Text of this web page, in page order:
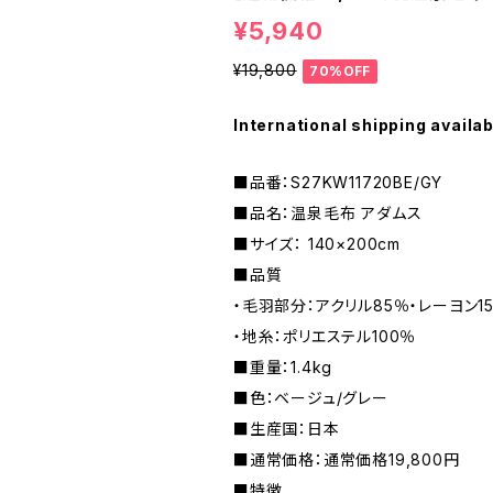
¥5,940
¥19,800 70%OFF
International shipping
■品番：S27KW11720BE/GY
■品名：温泉毛布 アダムス
■サイズ： 140×200cm
■品質
・毛羽部分：アクリル85％・レーヨン
・地糸：ポリエステル100％
■重量：1.4kg
■色：ベージュ/グレー
■生産国：日本
■通常価格：通常価格19,800円